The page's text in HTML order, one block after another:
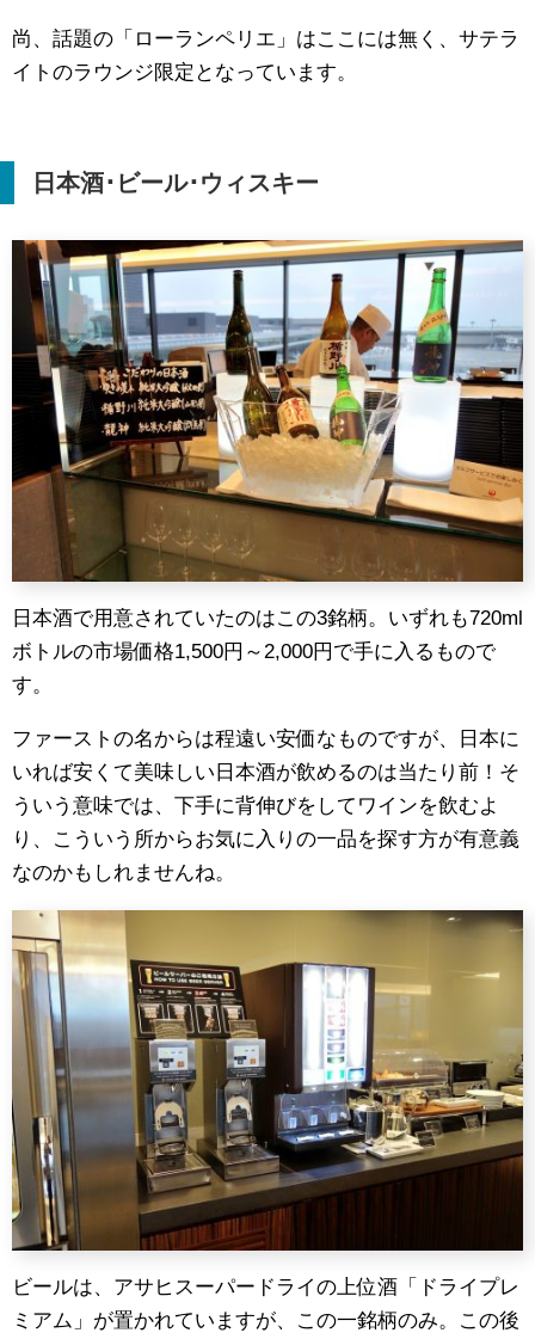
尚、話題の「ローランペリエ」はここには無く、サテラ
イトのラウンジ限定となっています。
日本酒･ビール･ウィスキー
日本酒で用意されていたのはこの3銘柄。いずれも720ml
ボトルの市場価格1,500円～2,000円で手に入るもので
す。
ファーストの名からは程遠い安価なものですが、日本に
いれば安くて美味しい日本酒が飲めるのは当たり前！そ
ういう意味では、下手に背伸びをしてワインを飲むよ
り、こういう所からお気に入りの一品を探す方が有意義
なのかもしれませんね。
ビールは、アサヒスーパードライの上位酒「ドライプレ
ミアム」が置かれていますが、この一銘柄のみ。この後